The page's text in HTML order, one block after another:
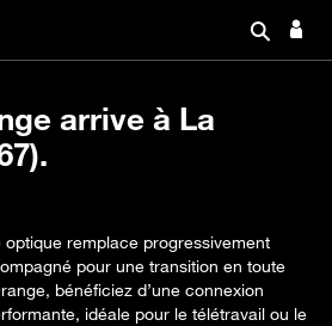
arrive à La
remplace progressivement
pour une transition en toute
bénéficiez d’une connexion
idéale pour le télétravail ou le